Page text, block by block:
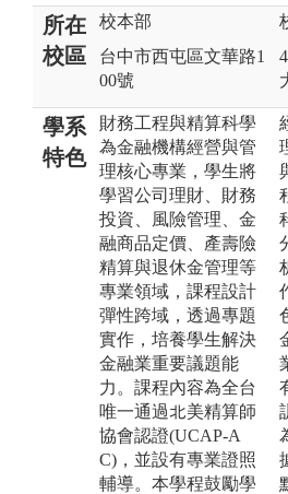
所在
校區
校本部
台中市西屯區文華路1
00號
學系
特色
財務工程與精算科學
為金融機構經營與管
理核心專業，學生將
學習公司理財、財務
投資、風險管理、金
融商品定價、產壽險
精算與退休金管理等
專業領域，課程設計
彈性跨域，透過專題
實作，培養學生解決
金融業重要議題能
力。課程內容為全台
唯一通過北美精算師
協會認證(UCAP-A
C)，並設有專業證照
輔導。本學程鼓勵學